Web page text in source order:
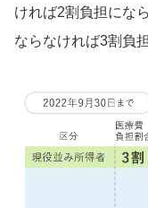
ければ2割負担にな
ならなければ3割負